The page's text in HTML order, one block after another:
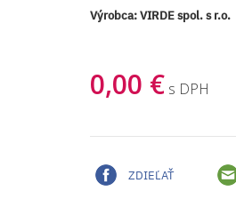
Výrobca:VIRDE spol. s r.o.
0,00 € s DPH
ZDIEĽAŤ